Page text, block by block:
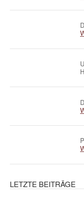
LETZTE BEITRÄGE